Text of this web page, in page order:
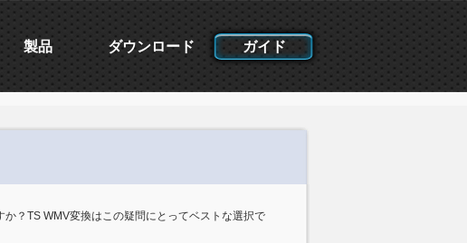
製品 ダウンロード ガイド
？TS WMV変換はこの疑問にとってベストな選択で